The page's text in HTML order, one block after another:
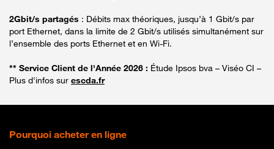
2Gbit/s partagés : Débits max théoriques, jusqu’à 1 Gbit/s par
port Ethernet, dans la limite de 2 Gbit/s utilisés simultanément sur
l’ensemble des ports Ethernet et en Wi-Fi.
** Service Client de l'Année 2026 : Étude Ipsos bva – Viséo CI –
Plus d'infos sur escda.fr
Pourquoi acheter en ligne